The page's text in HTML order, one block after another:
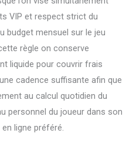
VIP et respect strict du
budget mensuel sur le jeu
règle on conserve
liquide pour couvrir frais
cadence suffisante afin que
au calcul quotidien du
personnel du joueur dans son
ligne préféré.